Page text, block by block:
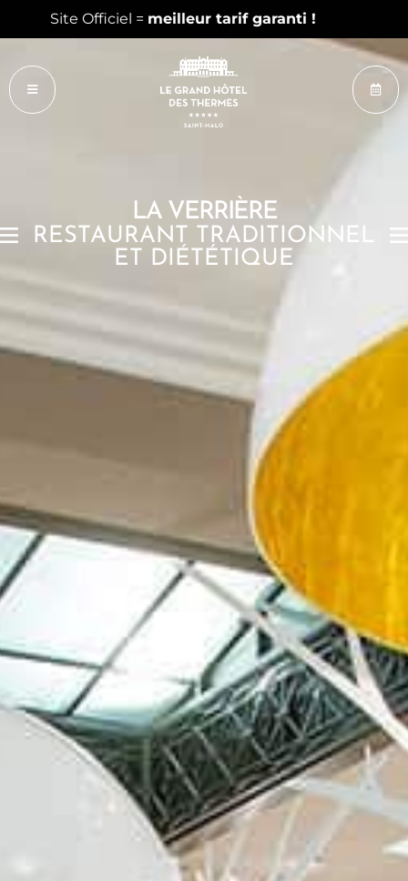
Découvrez nos chambres réinventées
LA VERRIÈRE
RESTAURANT TRADITIONNEL
ET DIÉTÉTIQUE